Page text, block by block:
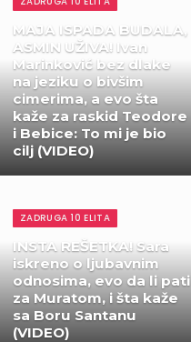
MAJA ISPADA BUDALA,
ASMIN UŽIVA! Ivan
Marinković bez dlake
na jeziku o bivšim
cimerima, a evo šta
kaže za raskid Teodore
i Bebice: To mi je bio
cilj (VIDEO)
ZADRUGA 10 ELITA
INSTA REŠETKA! Sara
iskreno o ljubavnim
odnosima, evo da li pati
za Muratom, i šta kaže
sa Boru Santanu
(VIDEO)